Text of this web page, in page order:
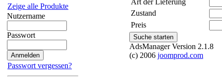
Zeige alle Produkte
Nutzername
Passwort
Passwort vergessen?
Art der Lieferung
Zustand
Preis
AdsManager Version 2.1.8
(c) 2006 joomprod.com